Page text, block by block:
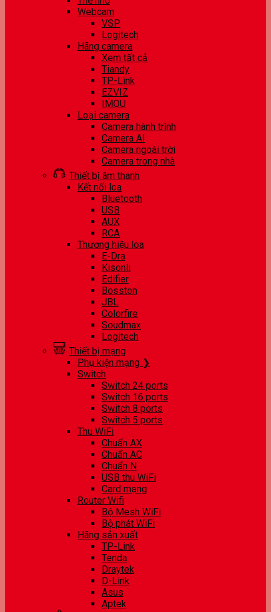
Webcam
VSP
Logitech
Hãng camera
Xem tất cả
Tiandy
TP-Link
EZVIZ
IMOU
Loại camera
Camera hành trình
Camera AI
Camera ngoài trời
Camera trong nhà
Thiết bị âm thanh
Kết nối loa
Bluetooth
USB
AUX
RCA
Thương hiệu loa
E-Dra
Kisonli
Edifier
Bosston
JBL
Colorfire
Soudmax
Logitech
Thiết bị mạng
Phụ kiện mạng ❯
Switch
Switch 24 ports
Switch 16 ports
Switch 8 ports
Switch 5 ports
Thu WiFi
Chuẩn AX
Chuẩn AC
Chuẩn N
USB thu WiFi
Card mạng
Router Wifi
Bộ Mesh WiFi
Bộ phát WiFi
Hãng sản xuất
TP-Link
Tenda
Draytek
D-Link
Asus
Aptek